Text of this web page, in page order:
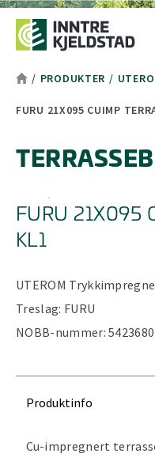
Hopp til toppområde
Hopp til hovedinnhold
Hopp til bunnområde
Tekststørrelsetips
PC: Press ned CTRL og
MAC: Press ned CMD og
/ PRODUKTER /
FURU 21X095 CUIMP
FURU 21X095
KL1
UTEROM
Treslag: FURU
NOBB-nummer:
Produktinfo
Cu-impregnert